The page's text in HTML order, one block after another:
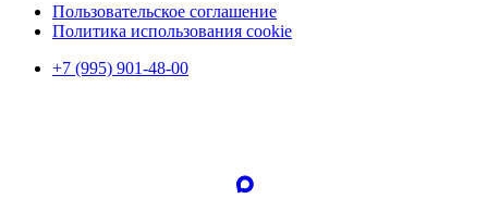
Пользовательское соглашение
Политика использования cookie
+7 (995) 901-48-00